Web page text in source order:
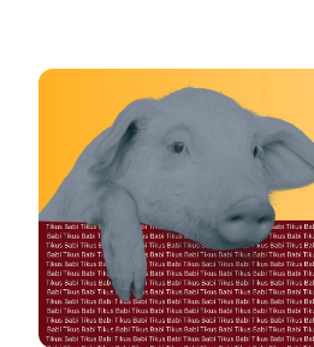
total suara, membuatnya
pertama dalam sejarah Kota
tahun dengan nama lengkap